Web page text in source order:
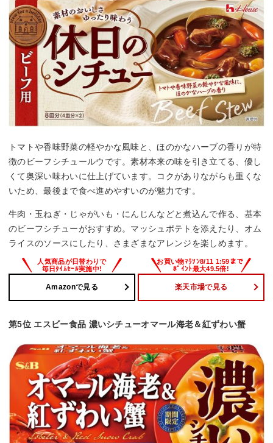
トマトや香味野菜の軽やかな風味と、ほのかなハーブの香りが特
徴のビーフシチュールウです。素材本来の味を引き立てる、優し
くて奥深い味わいに仕上げています。コクがありながらも重くな
いため、最後まで食べ進めやすいのが魅力です。
牛肉・玉ねぎ・じゃがいも・にんじんなどと煮込んで作る、基本
のビーフシチューがおすすめ。マッシュポテトを添えたり、オム
ライスのソースにしたり、さまざまなアレンジを楽しめます。
Amazonで見る 楽天市場で見る
第5位 エスビー食品 濃いシチューオマール海老＆紅ずわい蟹